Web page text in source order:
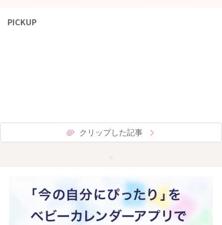
PICKUP
クリップした記事